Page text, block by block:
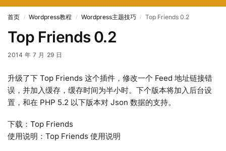
首页 / Wordpress教程 / Wordpress主题技巧 / Top Friends 0.2
Top Friends 0.2
2014 年 7 月 29 日
升级了下 Top Friends 这个插件，修改一个 Feed 地址链接错
误，并加入缓存，缓存时间为半小时。下个版本将加入后台设
置，和在 PHP 5.2 以下版本对 Json 数据的支持。
下载：Top Friends
使用说明：Top Friends 使用说明